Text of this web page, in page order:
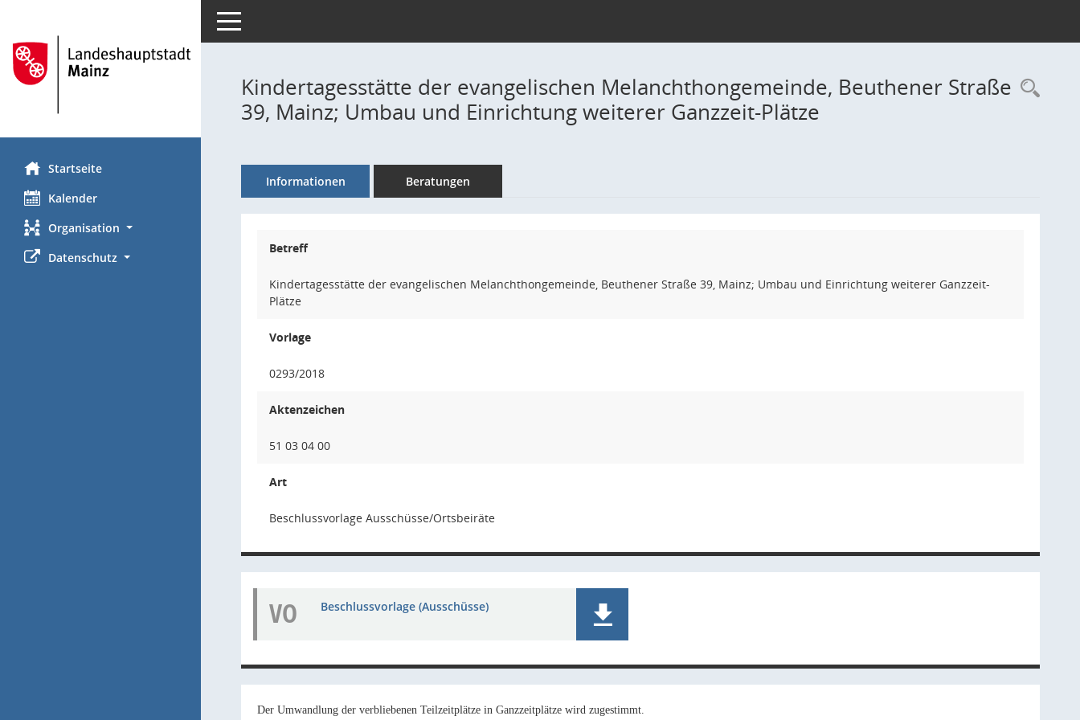
Startseite
Kalender
Organisation
Datenschutz
Toggle navigation
Kindertagesstätte der evangelischen Melanchthongemeinde, Beuthener Straße
39, Mainz; Umbau und Einrichtung weiterer Ganzzeit-Plätze
Informationen Beratungen
Betreff
Kindertagesstätte der evangelischen Melanchthongemeinde, Beuthener Straße 39, Mainz; Umbau und Einrichtung weiterer Ganzzeit-
Plätze
Vorlage
0293/2018
Aktenzeichen
51 03 04 00
Art
Beschlussvorlage Ausschüsse/Ortsbeiräte
VO Beschlussvorlage (Ausschüsse)
Der Umwandlung der verbliebenen Teilzeitplätze in Ganzzeitplätze wird zugestimmt.